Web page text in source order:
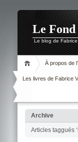
Le
Le blog de
À propos de
Les livres de Fabrice
Archive
Articles taggués